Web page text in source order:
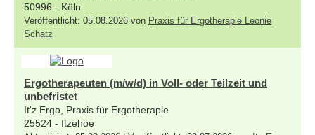
50996 - Köln
Veröffentlicht: 05.08.2026 von Praxis für Ergotherapie Leonie
Schatz
Ergotherapeuten (m/w/d) in Voll- oder Teilzeit und
unbefristet
It'z Ergo, Praxis für Ergotherapie
25524 - Itzehoe